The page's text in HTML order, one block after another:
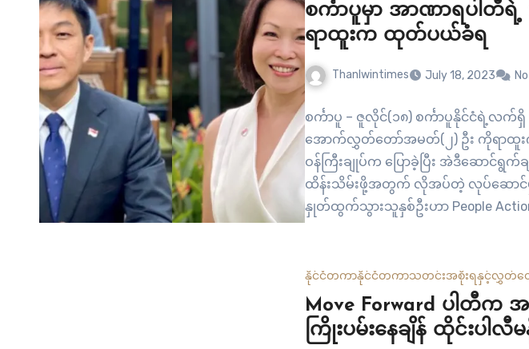
စင်္ကာပူမှာ အာဏာရပါတီ
ရာထူးက ထုတ်ပယ်ခံရ
Thanlwintimes July 18, 2023
စင်္ကာပူ – ဇူလိုင်(၁၈) စင်္ကာပူနိုင်ငံရဲ့လ
အောက်လွှတ်တော်အမတ်(၂) ဦး ကိုရ
ဝန်ကြီးချုပ်က ပြောခဲ့ပြီး အဲဒီဆောင်ရွ
ထိန်းသိမ်းဖို့အတွက် လိုအပ်တဲ့ လုပ်ဆောင်မှု
နှုတ်ထွက်သွားသူနှစ်ဦးဟာ People
နိုင်ငံတကာနိုင်ငံတကာသတင်းအစိုးရနှင့်လွှတ်တ
Move Forward ပါတီက
ကြိုးပမ်းနေချိန် ထိုင်းပါလီ